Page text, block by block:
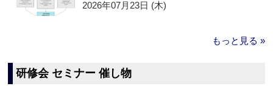
2026年07月23日 (木)
もっと見る »
研修会 セミナー 催し物